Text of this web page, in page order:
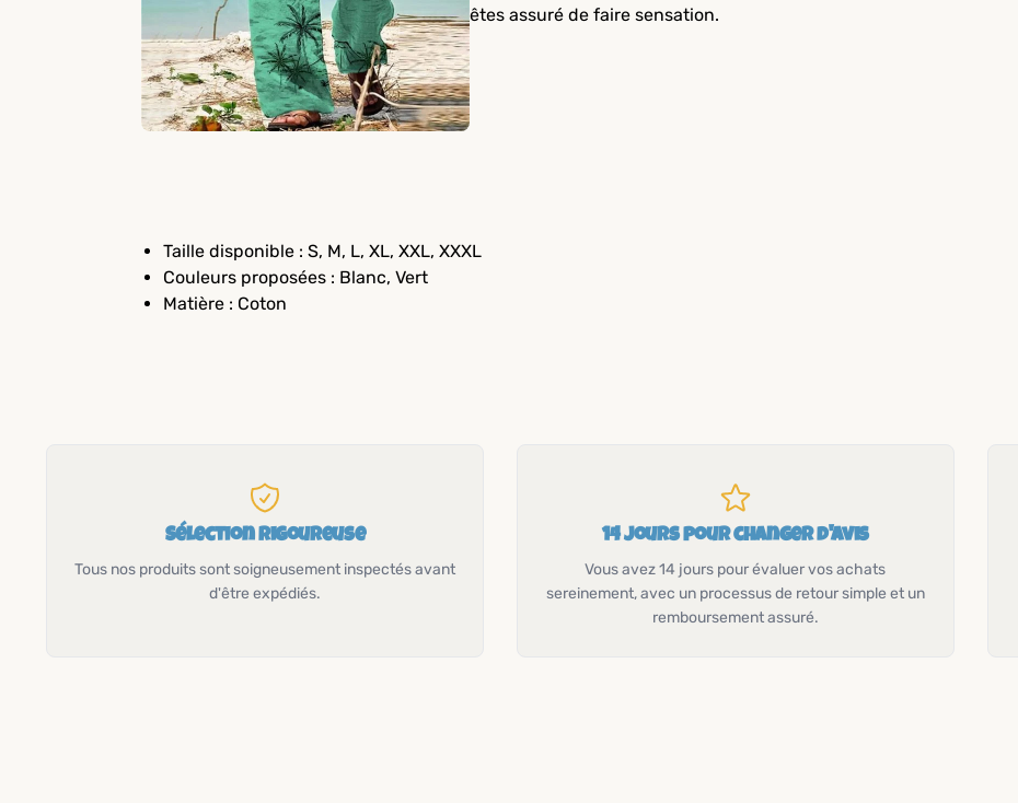
êtes assuré de faire sensation.
Taille disponible : S, M, L, XL, XXL, XXXL
Couleurs proposées : Blanc, Vert
Matière : Coton
Sélection rigoureuse
Tous nos produits sont soigneusement inspectés avant
d'être expédiés.
14 jours pour changer d'avis
Vous avez 14 jours pour évaluer vos achats
sereinement, avec un processus de retour simple et un
remboursement assuré.